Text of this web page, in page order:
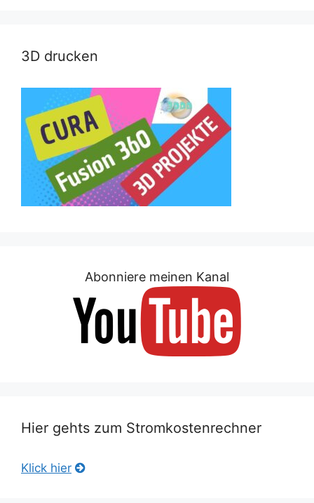
3D drucken
Abonniere meinen Kanal
Hier gehts zum Stromkostenrechner
Klick hier